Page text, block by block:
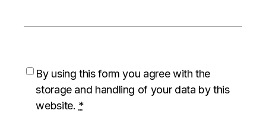
By using this form you agree with the
storage and handling of your data by this
website. *